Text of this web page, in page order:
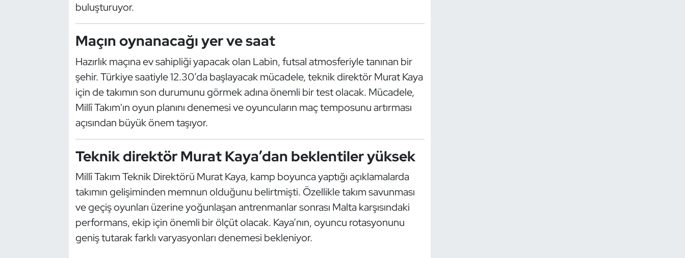
buluşturuyor.
Maçın oynanacağı yer ve saat
Hazırlık maçına ev sahipliği yapacak olan Labin, futsal atmosferiyle tanınan bir
şehir. Türkiye saatiyle 12.30’da başlayacak mücadele, teknik direktör Murat Kaya
için de takımın son durumunu görmek adına önemli bir test olacak. Mücadele,
Millî Takım'ın oyun planını denemesi ve oyuncuların maç temposunu artırması
açısından büyük önem taşıyor.
Teknik direktör Murat Kaya’dan beklentiler yüksek
Millî Takım Teknik Direktörü Murat Kaya, kamp boyunca yaptığı açıklamalarda
takımın gelişiminden memnun olduğunu belirtmişti. Özellikle takım savunması
ve geçiş oyunları üzerine yoğunlaşan antrenmanlar sonrası Malta karşısındaki
performans, ekip için önemli bir ölçüt olacak. Kaya’nın, oyuncu rotasyonunu
geniş tutarak farklı varyasyonları denemesi bekleniyor.
Modern Pentatlon
Motor Sporları
Oryantiring